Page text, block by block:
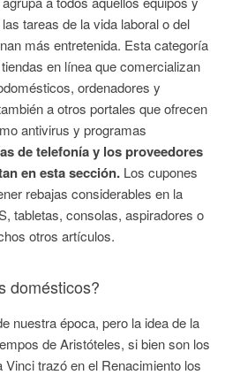
tareas de la vida laboral o del
más entretenida. Esta categoría
en línea que comercializan
ordenadores y
a otros portales que ofrecen
antivirus y programas
de telefonía y los proveedores
en esta sección. Los cupones
rebajas considerables en la
tabletas, consolas, aspiradores o
otros artículos.
domésticos?
nuestra época, pero la idea de la
de Aristóteles, si bien son los
trazó en el Renacimiento los